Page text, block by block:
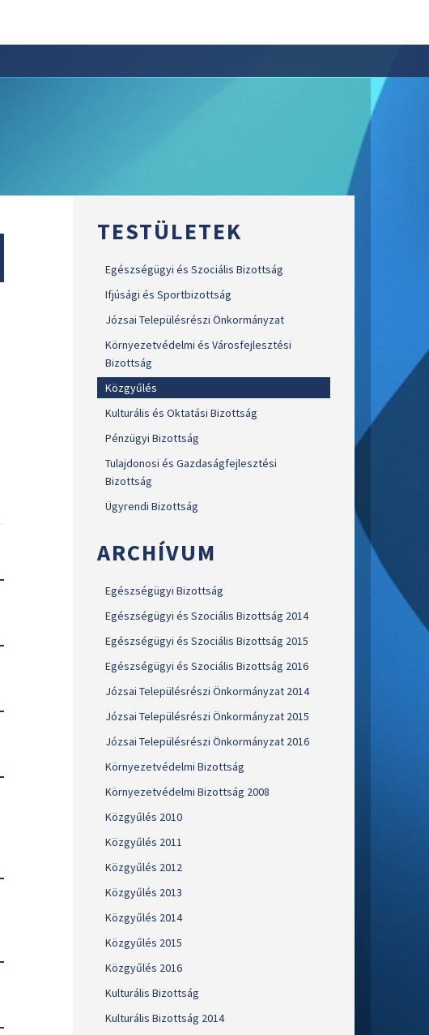
TESTÜLETEK
Egészségügyi és Szociális Bizottság
Ifjúsági és Sportbizottság
Józsai Településrészi Önkormányzat
Környezetvédelmi és Városfejlesztési
Bizottság
Közgyűlés
Kulturális és Oktatási Bizottság
Pénzügyi Bizottság
Tulajdonosi és Gazdaságfejlesztési
Bizottság
Ügyrendi Bizottság
ARCHÍVUM
Egészségügyi Bizottság
Egészségügyi és Szociális Bizottság 2014
Egészségügyi és Szociális Bizottság 2015
Egészségügyi és Szociális Bizottság 2016
Józsai Településrészi Önkormányzat 2014
Józsai Településrészi Önkormányzat 2015
Józsai Településrészi Önkormányzat 2016
Környezetvédelmi Bizottság
Környezetvédelmi Bizottság 2008
Közgyűlés 2010
Közgyűlés 2011
Közgyűlés 2012
Közgyűlés 2013
Közgyűlés 2014
Közgyűlés 2015
Közgyűlés 2016
Kulturális Bizottság
Kulturális Bizottság 2014